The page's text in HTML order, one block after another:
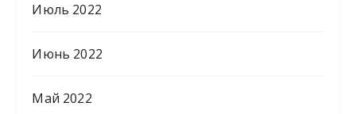
Июль 2022
Июнь 2022
Май 2022